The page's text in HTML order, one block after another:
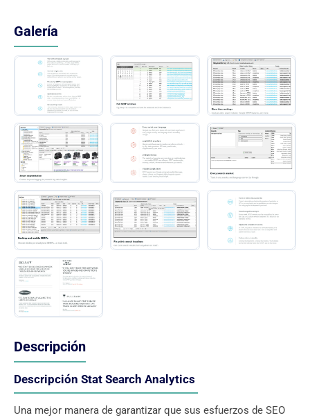
Galería
Descripción
Descripción Stat Search Analytics
Una mejor manera de garantizar que sus esfuerzos de SEO